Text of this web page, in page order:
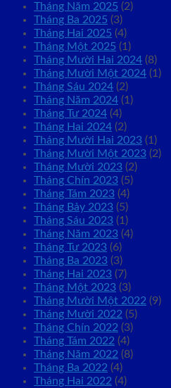
Tháng Năm 2025 (2)
Tháng Ba 2025 (3)
Tháng Hai 2025 (4)
Tháng Một 2025 (1)
Tháng Mười Hai 2024 (8)
Tháng Mười Một 2024 (1)
Tháng Sáu 2024 (2)
Tháng Năm 2024 (1)
Tháng Tư 2024 (4)
Tháng Hai 2024 (2)
Tháng Mười Hai 2023 (1)
Tháng Mười Một 2023 (2)
Tháng Mười 2023 (2)
Tháng Chín 2023 (5)
Tháng Tám 2023 (4)
Tháng Bảy 2023 (5)
Tháng Sáu 2023 (1)
Tháng Năm 2023 (4)
Tháng Tư 2023 (6)
Tháng Ba 2023 (3)
Tháng Hai 2023 (7)
Tháng Một 2023 (3)
Tháng Mười Một 2022 (9)
Tháng Mười 2022 (5)
Tháng Chín 2022 (3)
Tháng Tám 2022 (4)
Tháng Năm 2022 (8)
Tháng Ba 2022 (4)
Tháng Hai 2022 (4)